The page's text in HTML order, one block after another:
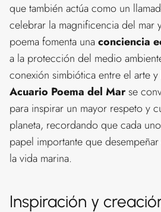
que también actúa como un
celebrar la magnificencia del mar
poema fomenta unaconciencia
a la protección del medio
conexión simbiótica entre el arte y
Acuario Poema del Marse
para inspirar un mayor respeto y
planeta, recordando que cada
papel importante que
la vida marina.
Inspiración y